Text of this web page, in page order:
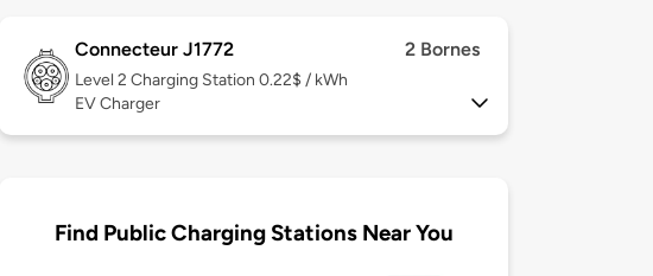
Connecteur J1772 2 Bornes
Level 2 Charging Station 0.22$ / kWh
EV Charger
Find Public Charging Stations Near You